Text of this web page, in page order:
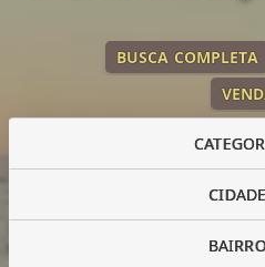
BUSCA COMPLETA